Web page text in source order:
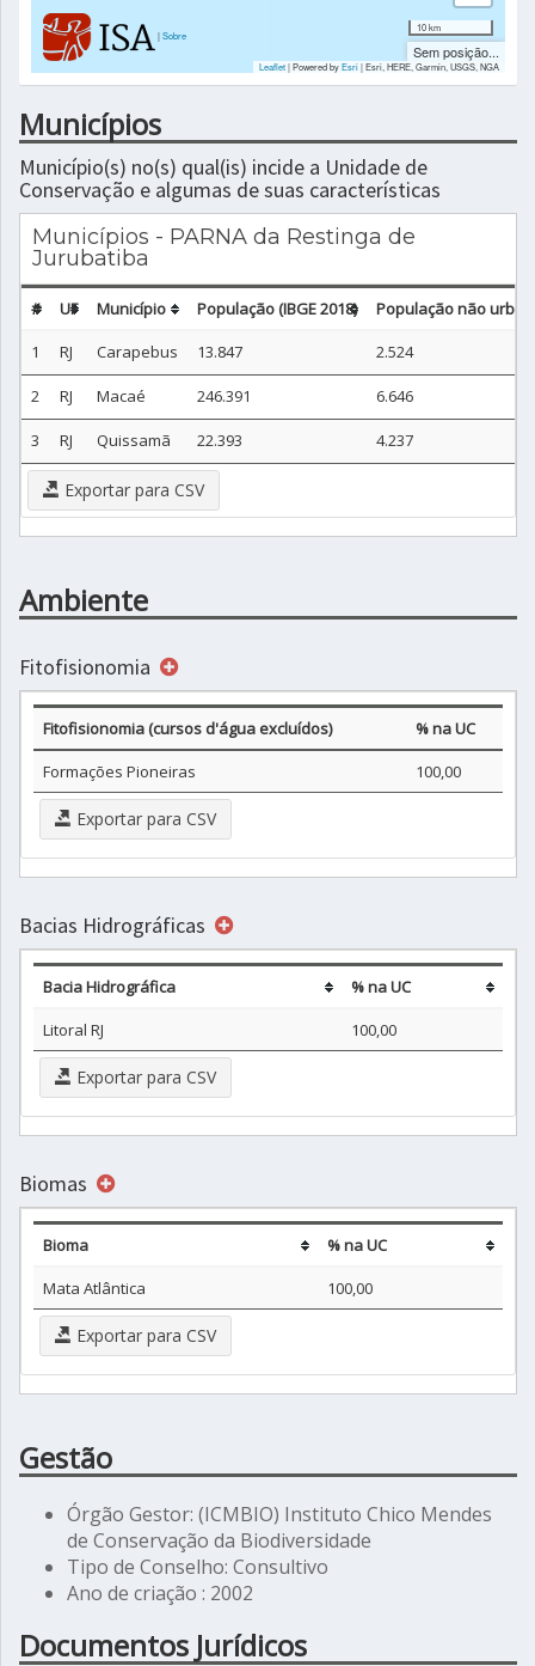
|Sobre
10 km
Sem posição...
Leaflet| Powered byEsri|Esri, HERE, Garmin, USGS, NGA
Municípios
Município(s) no(s) qual(is) incide a Unidade de
Conservação e algumas de suas características
Municípios - PARNA da Restinga de
Jurubatiba
# UF Município População (IBGE 2018)
População não
1
RJ Carapebus 13.847 2.524
2 RJ Macaé 246.391 6.646
3 RJ Quissamã 22.393 4.237
Exportar para CSV
Ambiente
Fitofisionomia
Fitofisionomia (cursos d'água excluídos)
% na UC
Formações Pioneiras
100,00
Exportar para CSV
Bacias Hidrográficas
Bacia Hidrográfica
% na UC
Litoral RJ
100,00
Exportar para CSV
Biomas
Bioma
% na UC
Mata Atlântica
100,00
Exportar para CSV
Gestão
Órgão Gestor: (ICMBIO) Instituto Chico Mendes
de Conservação da Biodiversidade
Tipo de Conselho: Consultivo
Ano de criação : 2002
Documentos Jurídicos